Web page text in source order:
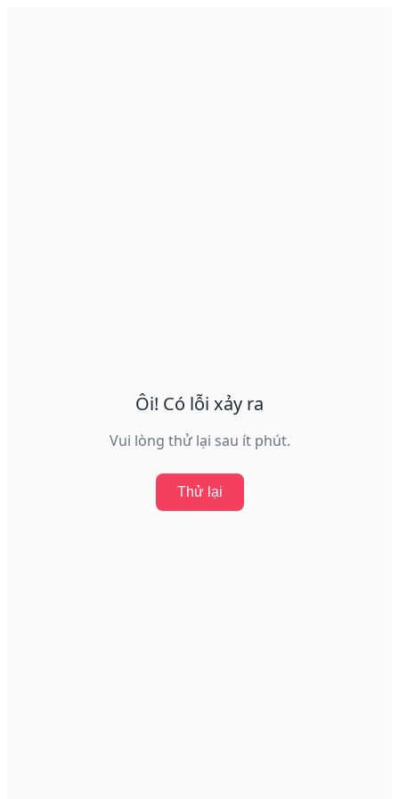
Ôi! Có lỗi xảy ra
Vui lòng thử lại sau ít phút.
Thử lại